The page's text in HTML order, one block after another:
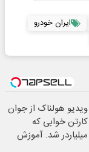
ایران خودرو
ویدیو هولناک از جوان
کارتن خوابی که
میلیاردر شد. آموزش